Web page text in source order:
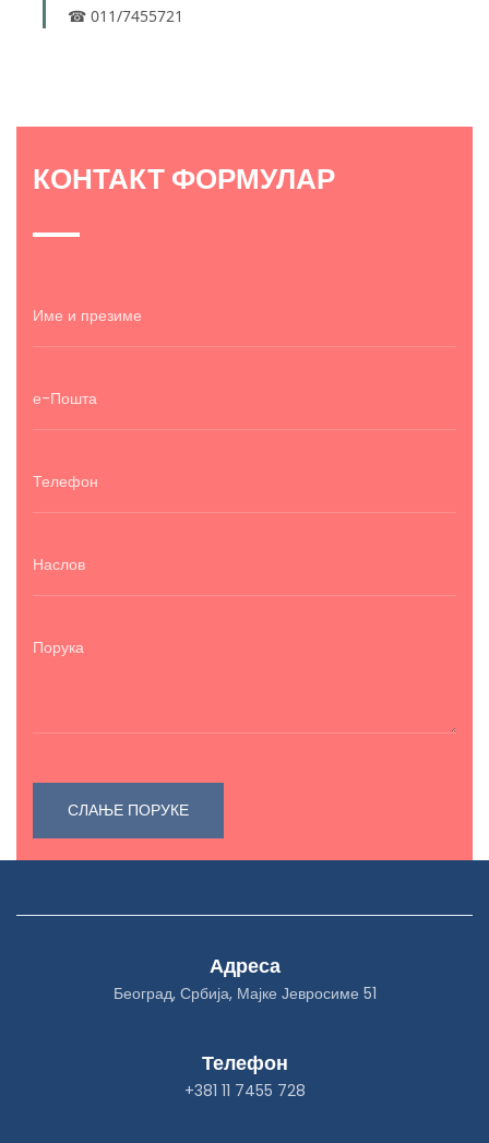
☎ 011/7455721
КОНТАКТ ФОРМУЛАР
Адреса
Београд, Србија, Мајке Јевросиме 51
Телефон
+381 11 7455 728